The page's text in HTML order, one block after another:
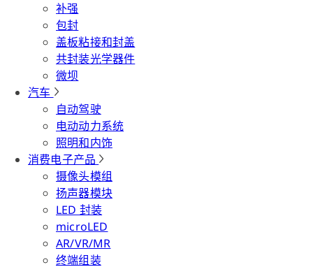
补强
包封
盖板粘接和封盖
共封装光学器件
微坝
汽车
自动驾驶
电动动力系统
照明和内饰
消费电子产品
摄像头模组
扬声器模块
LED 封装
microLED
AR/VR/MR
终端组装